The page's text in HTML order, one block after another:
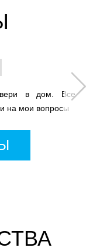
в дом. Все
на мои вопросы